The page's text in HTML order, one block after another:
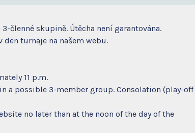
členné skupině. Útěcha není garantována.
turnaje na našem webu.
11 p.m.
a possible 3-member group. Consolation (play-off
no later than at the noon of the day of the